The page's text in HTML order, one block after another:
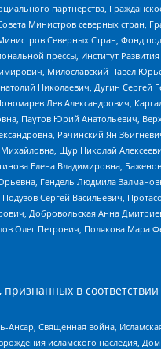
партнерства,
Министров северных стран,
Северных Стран, Фонд
прессы, Институт
Милославский Павел
Николаевич, Дугин
Лев Александрович,
Паутов Юрий Анатольевич,
Рачинский Ян
Щур Николай
Елена Владимировна,
Гендель Людмила
Сергей Васильевич,
Добровольская Анна
Олег Петрович, Полякова Мара
в соответствии
Священная война,
исламского наследия,